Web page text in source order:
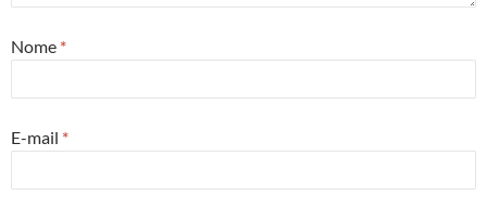
Nome *
E-mail *